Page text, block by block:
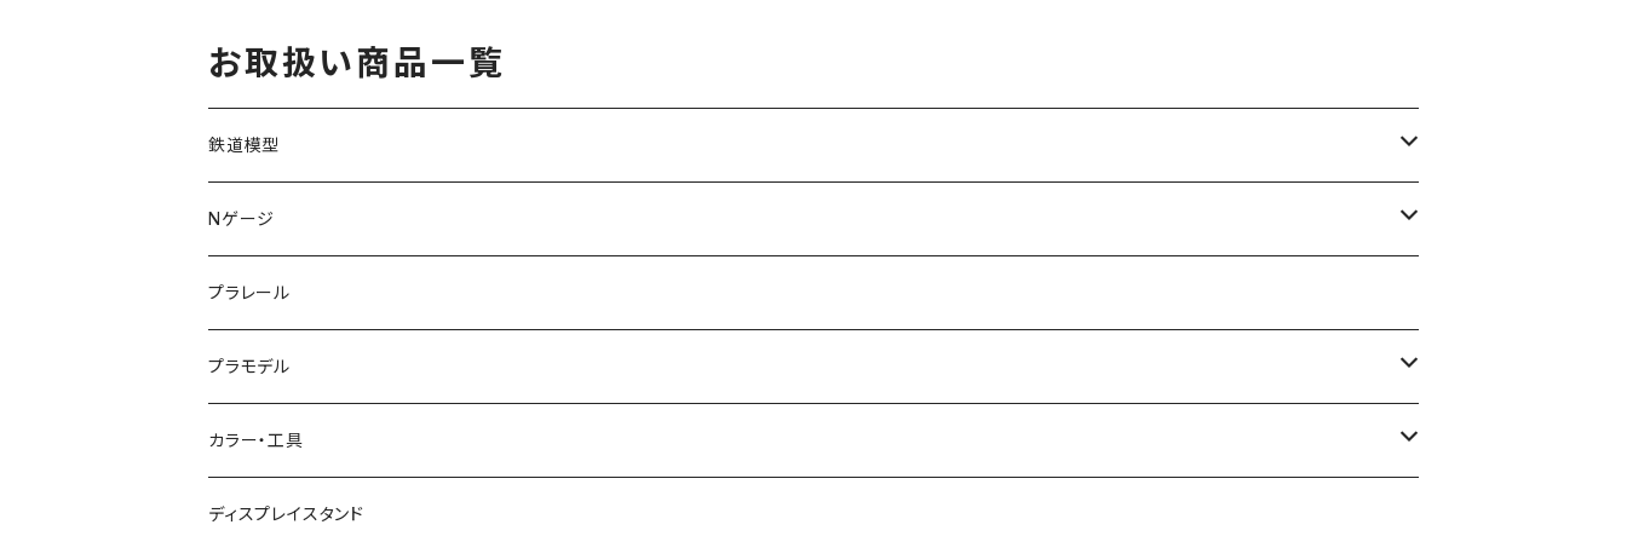
お取扱い商品一覧
鉄道模型
KATO (N)
TOMIX (N)
マイクロエース (N)
グリーンマックス (N)
その他メーカー (N)
Nゲージ
車両
入門セット
レール
ストラクチャー
プラレール
プラモデル
ガンプラ
PG
カーモデル（車プラモ）
カラー・工具
工具（ツール）
ディスプレイスタンド